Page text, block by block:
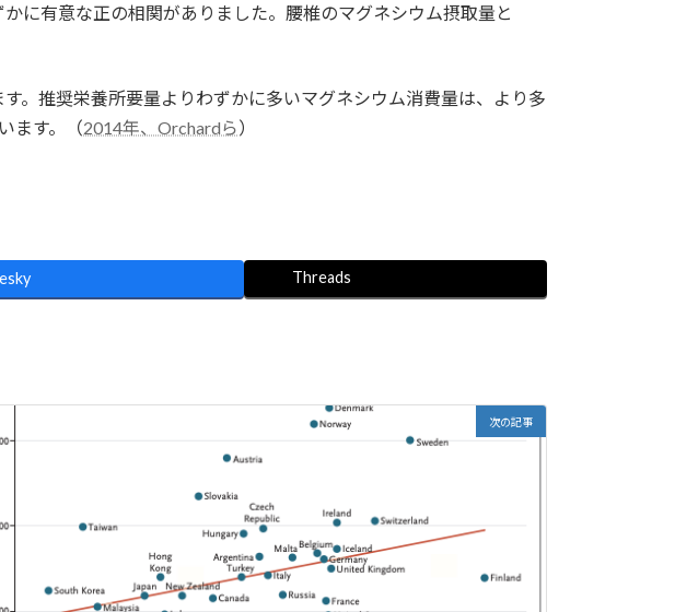
に有意な正の相関がありました。腰椎のマグネシウム摂取量と
。推奨栄養所要量よりわずかに多いマグネシウム消費量は、より多
ます。（2014年、Orchardら）
Threads
次の記事